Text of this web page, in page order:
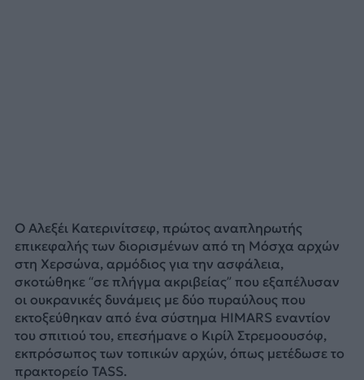
Ο Αλεξέι Κατερινίτσεφ, πρώτος αναπληρωτής
επικεφαλής των διορισμένων από τη Μόσχα αρχών
στη Χερσώνα, αρμόδιος για την ασφάλεια,
σκοτώθηκε “σε πλήγμα ακριβείας” που εξαπέλυσαν
οι ουκρανικές δυνάμεις με δύο πυραύλους που
εκτοξεύθηκαν από ένα σύστημα HIMARS εναντίον
του σπιτιού του, επεσήμανε ο Κιρίλ Στρεμοουσόφ,
εκπρόσωπος των τοπικών αρχών, όπως μετέδωσε το
πρακτορείο TASS.